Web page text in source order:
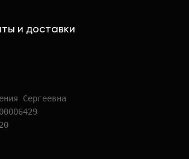
и доставки
Сергеевна